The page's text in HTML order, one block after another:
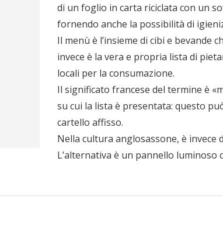
di un foglio in carta riciclata con un
fornendo anche la possibilità di
Il menù è l’insieme di cibi e bevande
invece è la vera e propria lista di
locali per la consumazione.
Il significato francese del termine è
su cui la lista è presentata: questo
cartello affisso.
Nella cultura anglosassone, è invece
L’alternativa è un pannello luminoso